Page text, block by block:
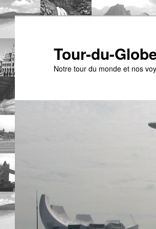
Tour-du-
Notre tour du monde et nos